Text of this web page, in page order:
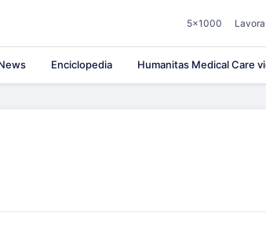
5×1000
Enciclopedia Humanitas Medical Care